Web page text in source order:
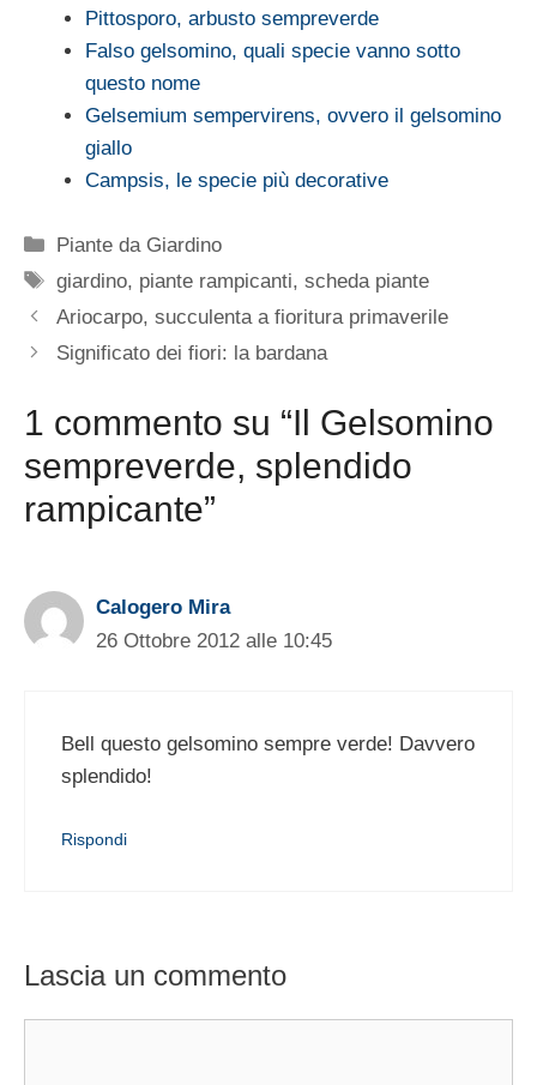
Pittosporo, arbusto sempreverde
Falso gelsomino, quali specie vanno sotto
questo nome
Gelsemium sempervirens, ovvero il gelsomino
giallo
Campsis, le specie più decorative
Categorie
Piante da Giardino
Tag
giardino, piante rampicanti,scheda piante
Ariocarpo, succulenta a fioritura primaverile
Significato dei fiori: la bardana
1 commento su “Il Gelsomino
sempreverde, splendido
rampicante”
Calogero Mira
26 Ottobre 2012 alle 10:45
Bell questo gelsomino sempre verde! Davvero
splendido!
Rispondi
Lascia un commento